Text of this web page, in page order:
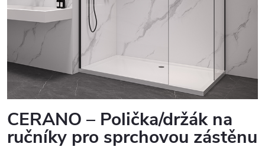
CERANO – Polička/držák na
ručníky pro sprchovou zástěnu